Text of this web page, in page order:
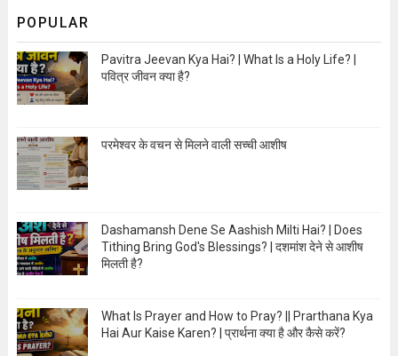
POPULAR
Pavitra Jeevan Kya Hai? | What Is a Holy Life? |
पवित्र जीवन क्या है?
परमेश्वर के वचन से मिलने वाली सच्ची आशीष
Dashamansh Dene Se Aashish Milti Hai? | Does
Tithing Bring God's Blessings? | दशमांश देने से आशीष
मिलती है?
What Is Prayer and How to Pray? || Prarthana Kya
Hai Aur Kaise Karen? | प्रार्थना क्या है और कैसे करें?